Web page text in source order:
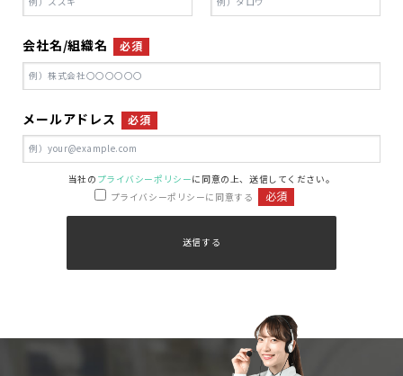
会社名/組織名 必須
メールアドレス 必須
当社の プライバシーポリシーに同意の上、送信してください。
プライバシーポリシーに同意する
必須